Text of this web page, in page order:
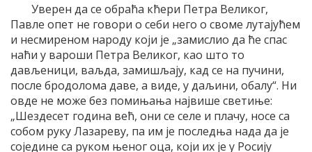
Уверен да се обраћа кћери Петра Великог,
Павле опет не говори о себи него о своме лутајућем
и несмиреном народу који је „замислио да ће спас
наћи у вароши Петра Великог, као што то
дављеници, ваљда, замишљају, кад се на пучини,
после бродолома даве, а виде, у даљини, обалу“. Ни
овде не може без помињања највише светиње:
„Шездесет година већ, они се селе и плачу, носе са
собом руку Лазареву, па им је последња нада да је
соједине са руком њеног оца, који их је у Росију